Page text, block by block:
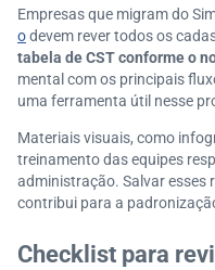
Empresas que migram do
odevem rever todos os
tabela de CST conforme o
mental com os principais
uma ferramenta útil nesse
Materiais visuais, como
treinamento das equipes
administração. Salvar esses
contribui para a
Checklist para